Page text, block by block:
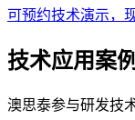
可预约技术演示，
技术应用案例
澳思泰参与研发技